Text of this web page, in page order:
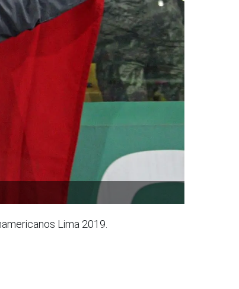
Lima 2019.